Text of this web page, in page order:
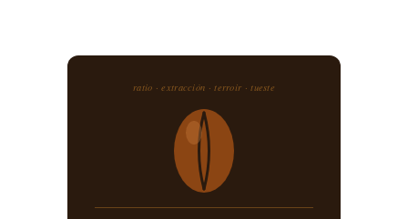
ratio · extracción · terroir · tueste